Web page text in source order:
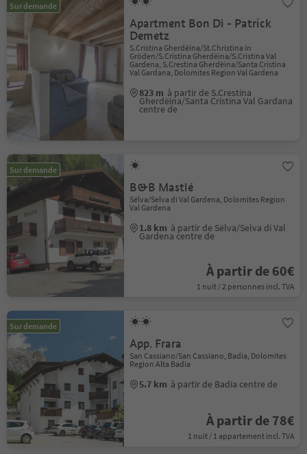
Sur demande
Apartment Bon Dì - Patrick
Demetz
S.Cristina Gherdëina/St.Christina in
Gröden/S.Cristina Gherdëina/S.Cristina Val
Gardena, S.Crestina Gherdëina/Santa Cristina
Val Gardana, Dolomites Region Val Gardena
823 m à partir de S.Crestina
Gherdëina/Santa Cristina Val Gardana
centre de
Sur demande
B&B Mastlé
Sëlva/Selva di Val Gardena, Dolomites Region
Val Gardena
1.8 km à partir de Sëlva/Selva di Val
Gardena centre de
À partir de 60€
1 nuit / 2 personnes incl. TVA
Sur demande
App. Frara
San Cassiano/San Cassiano, Badia, Dolomites
Region Alta Badia
5.7 km à partir de Badia centre de
À partir de 78€
1 nuit / 1 appartement incl. TVA